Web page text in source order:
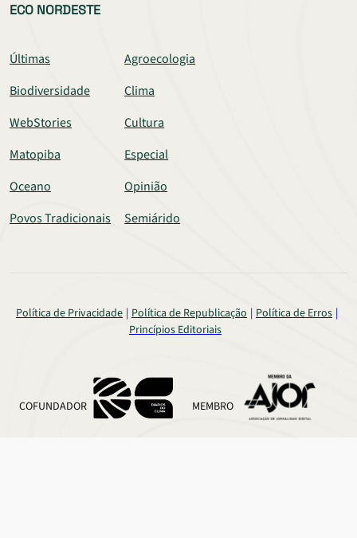
ECO NORDESTE
Últimas
Agroecologia
Biodiversidade
Clima
WebStories
Cultura
Matopiba
Especial
Oceano
Opinião
Povos Tradicionais
Semiárido
Política de Privacidade Política de Republicação Política de Erros
Princípios Editoriais
COFUNDADOR MEMBRO